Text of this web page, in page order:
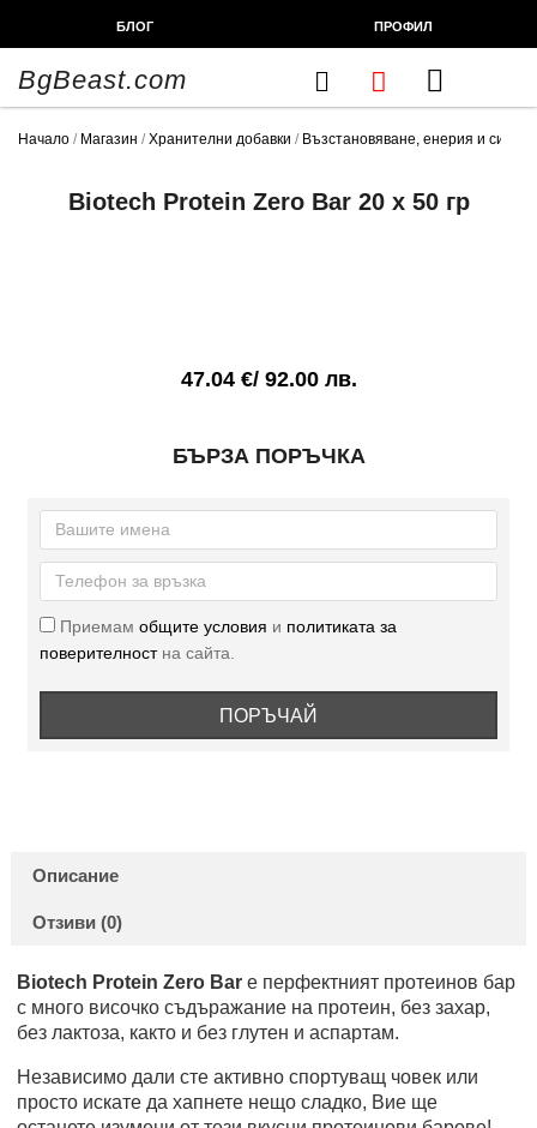
БЛОГ ПРОФИЛ
BgBeast.com Cart
Начало / Магазин / Хранителни добавки / Възстановяване, енерия и сила
Biotech Protein Zero Bar 20 x 50 гр
47.04 €/ 92.00 лв.
БЪРЗА ПОРЪЧКА
Приемамобщите условия и политиката за
поверителностна сайта.
ПОРЪЧАЙ
Описание
Отзиви (0)
Biotech Protein Zero Barе перфектният протеинов бар
с много височко съдъражание на протеин, без захар,
без лактоза, както и без глутен и аспартам.
Независимо дали сте активно спортуващ човек или
просто искате да хапнете нещо сладко, Вие ще